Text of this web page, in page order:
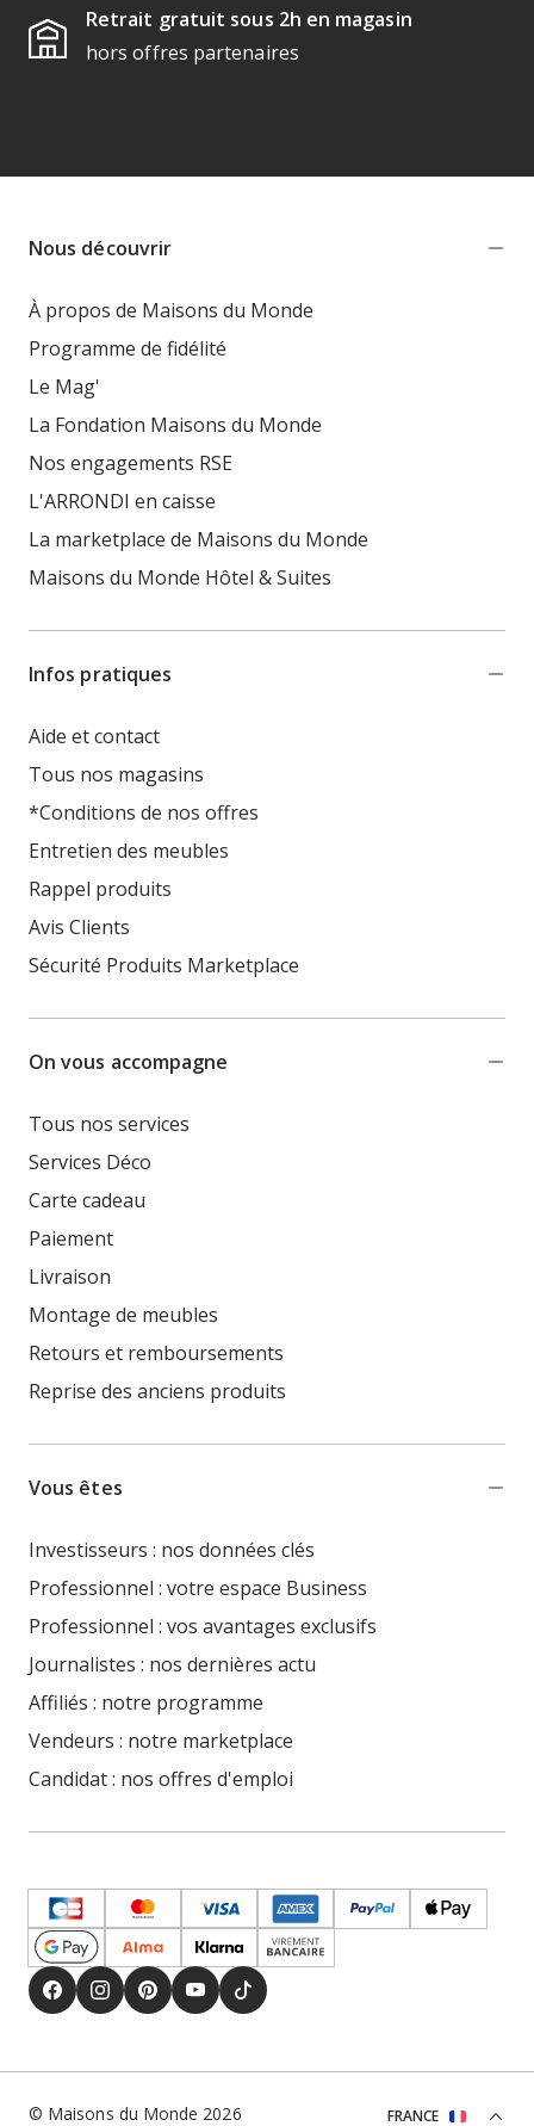
Retrait gratuit sous 2h en magasin
hors offres partenaires
Nous découvrir
À propos de Maisons du Monde
Programme de fidélité
Le Mag'
La Fondation Maisons du Monde
Nos engagements RSE
L'ARRONDI en caisse
La marketplace de Maisons du Monde
Maisons du Monde Hôtel & Suites
Infos pratiques
Aide et contact
Tous nos magasins
*Conditions de nos offres
Entretien des meubles
Rappel produits
Avis Clients
Sécurité Produits Marketplace
On vous accompagne
Tous nos services
Services Déco
Carte cadeau
Paiement
Livraison
Montage de meubles
Retours et remboursements
Reprise des anciens produits
Vous êtes
Investisseurs : nos données clés
Professionnel : votre espace Business
Professionnel : vos avantages exclusifs
Journalistes : nos dernières actu
Affiliés : notre programme
Vendeurs : notre marketplace
Candidat : nos offres d'emploi
© Maisons du Monde 2026 FRANCE